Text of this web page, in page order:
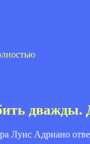
дважды.
Луис Адриано